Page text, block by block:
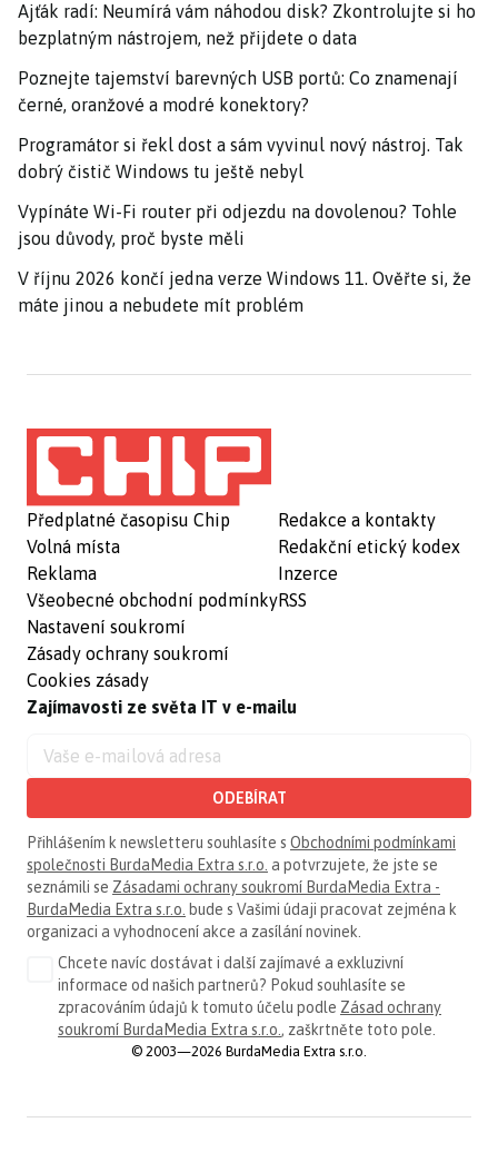
Ajťák radí: Neumírá vám náhodou disk? Zkontrolujte si ho
bezplatným nástrojem, než přijdete o data
Poznejte tajemství barevných USB portů: Co znamenají
černé, oranžové a modré konektory?
Programátor si řekl dost a sám vyvinul nový nástroj. Tak
dobrý čistič Windows tu ještě nebyl
Vypínáte Wi-Fi router při odjezdu na dovolenou? Tohle
jsou důvody, proč byste měli
V říjnu 2026 končí jedna verze Windows 11. Ověřte si, že
máte jinou a nebudete mít problém
Předplatné časopisu Chip
Volná místa
Reklama
Všeobecné obchodní podmínky
Nastavení soukromí
Zásady ochrany soukromí
Cookies zásady
Redakce a kontakty
Redakční etický kodex
Inzerce
RSS
Zajímavosti ze světa IT v e-mailu
ODEBÍRAT
Přihlášením k newsletteru souhlasíte s Obchodními podmínkami
společnosti BurdaMedia Extra s.r.o. a potvrzujete, že jste se
seznámili se Zásadami ochrany soukromí BurdaMedia Extra -
BurdaMedia Extra s.r.o. bude s Vašimi údaji pracovat zejména k
organizaci a vyhodnocení akce a zasílání novinek.
Chcete navíc dostávat i další zajímavé a exkluzivní
informace od našich partnerů? Pokud souhlasíte se
zpracováním údajů k tomuto účelu podle Zásad ochrany
soukromí BurdaMedia Extra s.r.o., zaškrtněte toto pole.
© 2003—2026 BurdaMedia Extra s.r.o.